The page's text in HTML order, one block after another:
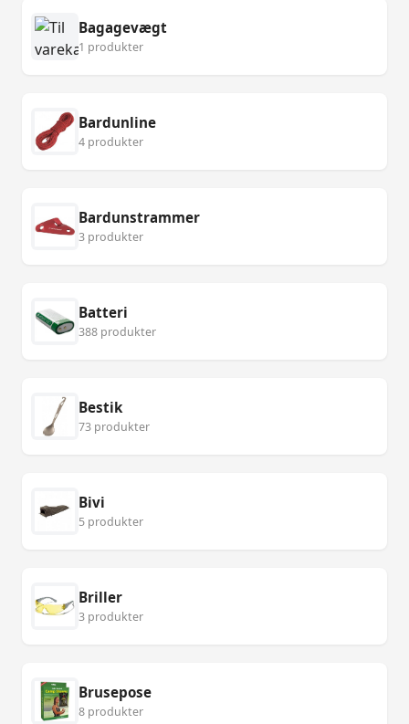
Bagagevægt
1 produkter
Bardunline
4 produkter
Bardunstrammer
3 produkter
Batteri
388 produkter
Bestik
73 produkter
Bivi
5 produkter
Briller
3 produkter
Brusepose
8 produkter